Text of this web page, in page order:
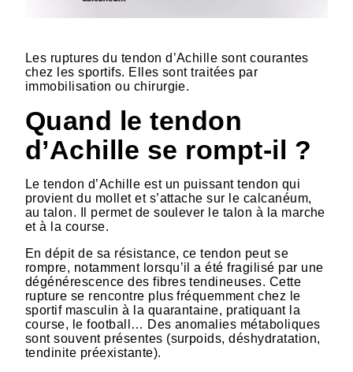
HTML
Les ruptures du tendon d’Achille sont courantes
chez les sportifs. Elles sont traitées par
immobilisation ou chirurgie.
Quand le tendon
d’Achille se rompt-il ?
Le tendon d’Achille est un puissant tendon qui
provient du mollet et s’attache sur le calcanéum,
au talon. Il permet de soulever le talon à la marche
et à la course.
En dépit de sa résistance, ce tendon peut se
rompre, notamment lorsqu’il a été fragilisé par une
dégénérescence des fibres tendineuses. Cette
rupture se rencontre plus fréquemment chez le
sportif masculin à la quarantaine, pratiquant la
course, le football… Des anomalies métaboliques
sont souvent présentes (surpoids, déshydratation,
tendinite préexistante).